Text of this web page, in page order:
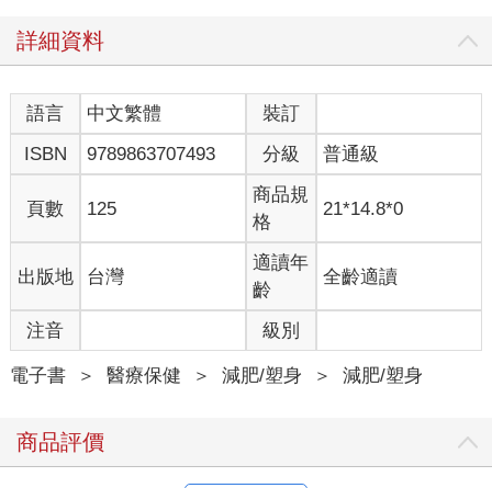
詳細資料
語言 中文繁體
裝訂
ISBN
9789863707493 分級 普通級
頁數 125
商品規
格
21*14.8*0
出版地 台灣
適讀年
齡
全齡適讀
注音 級別
電子書 ＞ 醫療保健 ＞ 減肥/塑身 ＞ 減肥/塑身
商品評價